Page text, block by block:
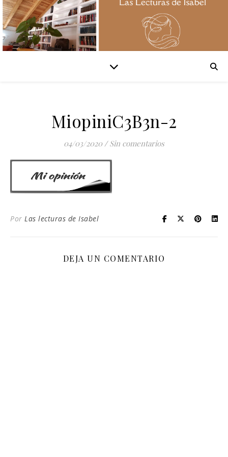
MiopiniC3B3n-2
04/03/2020 / Sin comentarios
Por Las lecturas de Isabel
DEJA UN COMENTARIO